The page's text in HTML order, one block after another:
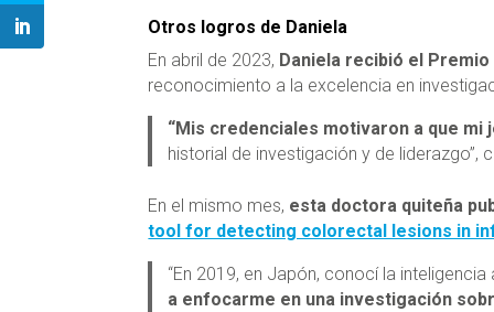
Otros logros de Daniela
En abril de 2023, Daniela recibió el Premio
reconocimiento a la excelencia en
“Mis credenciales motivaron a que
historial de investigación y de liderazgo”,
En el mismo mes, esta doctora quiteña
tool for detecting colorectal lesions in
“En 2019, en Japón, conocí la
a enfocarme en una investigación